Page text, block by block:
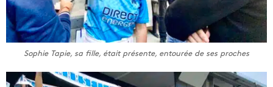
Sophie Tapie, sa fille, était présente, entourée de ses proches